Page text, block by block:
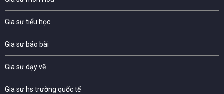
Gia sư tiểu học
Gia sư báo bài
Gia sư dạy vẽ
Gia sư hs trường quốc tế